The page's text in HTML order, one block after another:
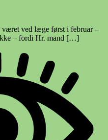
været ved læge først i februar –
– fordi Hr. mand […]